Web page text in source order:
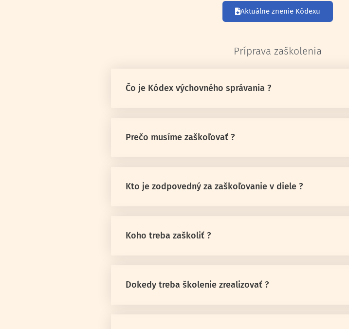
Aktuálne znenie Kódexu
Príprava zaškolenia
Čo je Kódex výchovného správania ?
Prečo musíme zaškoľovať ?
Kto je zodpovedný za zaškoľovanie v diele ?
Koho treba zaškoliť ?
Dokedy treba školenie zrealizovať ?